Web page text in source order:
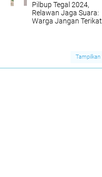
Pilbup Tegal 2024,
Relawan Jaga Suara:
Warga Jangan Terikat
Tampilkan